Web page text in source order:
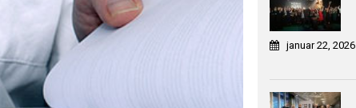
januar 22, 2026